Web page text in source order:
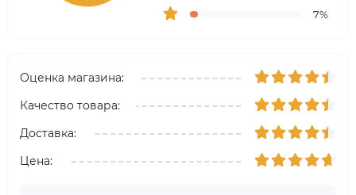
7%
Оценка магазина:
Качество товара:
Доставка:
Цена: